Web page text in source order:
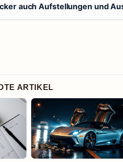
auch Aufstellungen und
ARTIKEL